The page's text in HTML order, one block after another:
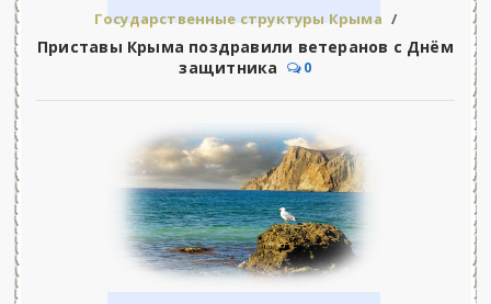
Государственные структуры Крыма /
Управление Федеральной Службы Судебных
Приставов
Приставы Крыма поздравили ветеранов с Днём
защитника
0